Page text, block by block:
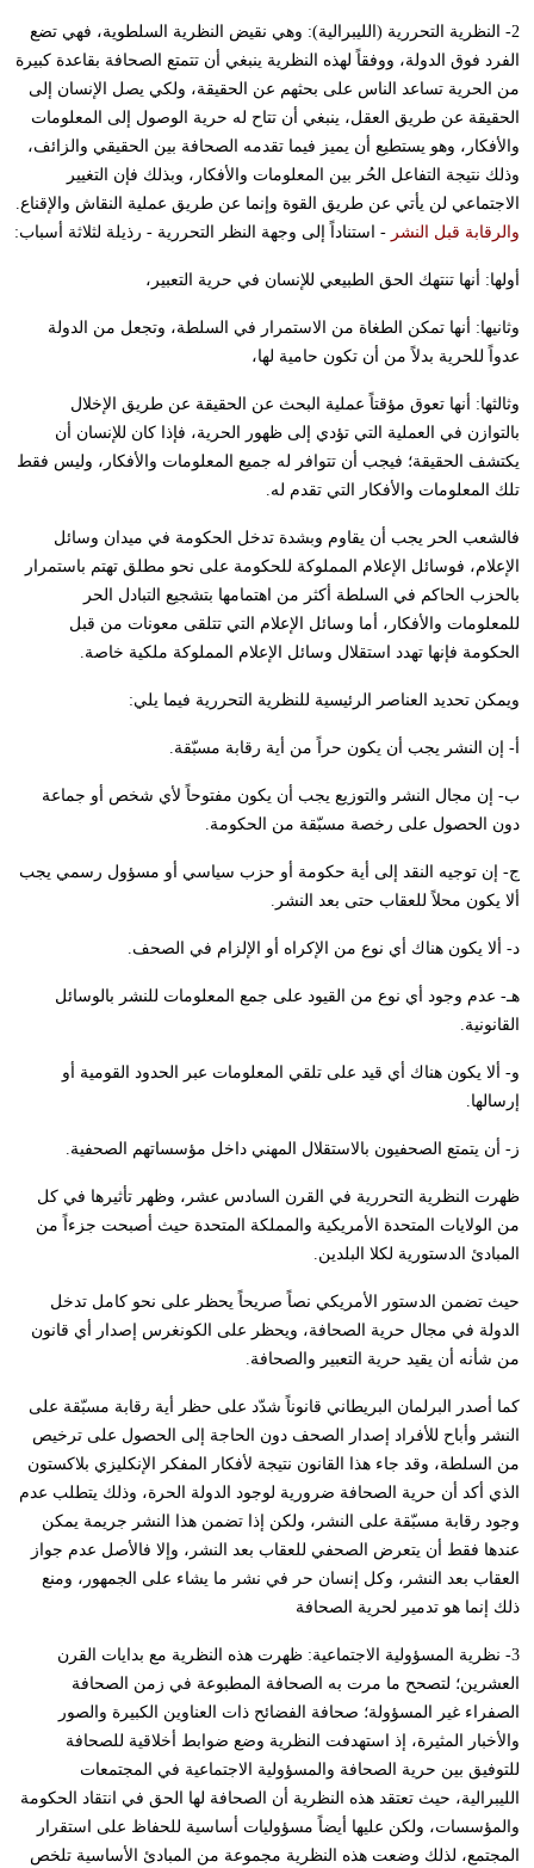
2- النظرية التحررية (الليبرالية): وهي نقيض النظرية السلطوية، فهي تضع
الفرد فوق الدولة، ووفقاً لهذه النظرية ينبغي أن تتمتع الصحافة بقاعدة كبيرة
من الحرية تساعد الناس على بحثهم عن الحقيقة، ولكي يصل الإنسان إلى
الحقيقة عن طريق العقل، ينبغي أن تتاح له حرية الوصول إلى المعلومات
والأفكار، وهو يستطيع أن يميز فيما تقدمه الصحافة بين الحقيقي والزائف،
وذلك نتيجة التفاعل الحُر بين المعلومات والأفكار، وبذلك فإن التغيير
الاجتماعي لن يأتي عن طريق القوة وإنما عن طريق عملية النقاش والإقناع.
والرقابة قبل النشر - استناداً إلى وجهة النظر التحررية - رذيلة لثلاثة أسباب:
أولها: أنها تنتهك الحق الطبيعي للإنسان في حرية التعبير،
وثانيها: أنها تمكن الطغاة من الاستمرار في السلطة، وتجعل من الدولة
عدواً للحرية بدلاً من أن تكون حامية لها،
وثالثها: أنها تعوق مؤقتاً عملية البحث عن الحقيقة عن طريق الإخلال
بالتوازن في العملية التي تؤدي إلى ظهور الحرية، فإذا كان للإنسان أن
يكتشف الحقيقة؛ فيجب أن تتوافر له جميع المعلومات والأفكار، وليس فقط
تلك المعلومات والأفكار التي تقدم له.
فالشعب الحر يجب أن يقاوم وبشدة تدخل الحكومة في ميدان وسائل
الإعلام، فوسائل الإعلام المملوكة للحكومة على نحو مطلق تهتم باستمرار
بالحزب الحاكم في السلطة أكثر من اهتمامها بتشجيع التبادل الحر
للمعلومات والأفكار، أما وسائل الإعلام التي تتلقى معونات من قبل
الحكومة فإنها تهدد استقلال وسائل الإعلام المملوكة ملكية خاصة.
ويمكن تحديد العناصر الرئيسية للنظرية التحررية فيما يلي:
أ- إن النشر يجب أن يكون حراً من أية رقابة مسبّقة.
ب- إن مجال النشر والتوزيع يجب أن يكون مفتوحاً لأي شخص أو جماعة
دون الحصول على رخصة مسبّقة من الحكومة.
ج- إن توجيه النقد إلى أية حكومة أو حزب سياسي أو مسؤول رسمي يجب
ألا يكون محلاً للعقاب حتى بعد النشر.
د- ألا يكون هناك أي نوع من الإكراه أو الإلزام في الصحف.
هـ- عدم وجود أي نوع من القيود على جمع المعلومات للنشر بالوسائل
القانونية.
و- ألا يكون هناك أي قيد على تلقي المعلومات عبر الحدود القومية أو
إرسالها.
ز- أن يتمتع الصحفيون بالاستقلال المهني داخل مؤسساتهم الصحفية.
ظهرت النظرية التحررية في القرن السادس عشر، وظهر تأثيرها في كل
من الولايات المتحدة الأمريكية والمملكة المتحدة حيث أصبحت جزءاً من
المبادئ الدستورية لكلا البلدين.
حيث تضمن الدستور الأمريكي نصاً صريحاً يحظر على نحو كامل تدخل
الدولة في مجال حرية الصحافة، ويحظر على الكونغرس إصدار أي قانون
من شأنه أن يقيد حرية التعبير والصحافة.
كما أصدر البرلمان البريطاني قانوناً شدّد على حظر أية رقابة مسبّقة على
النشر وأباح للأفراد إصدار الصحف دون الحاجة إلى الحصول على ترخيص
من السلطة، وقد جاء هذا القانون نتيجة لأفكار المفكر الإنكليزي بلاكستون
الذي أكد أن حرية الصحافة ضرورية لوجود الدولة الحرة، وذلك يتطلب عدم
وجود رقابة مسبّقة على النشر، ولكن إذا تضمن هذا النشر جريمة يمكن
عندها فقط أن يتعرض الصحفي للعقاب بعد النشر، وإلا فالأصل عدم جواز
العقاب بعد النشر، وكل إنسان حر في نشر ما يشاء على الجمهور، ومنع
ذلك إنما هو تدمير لحرية الصحافة
3- نظرية المسؤولية الاجتماعية: ظهرت هذه النظرية مع بدايات القرن
العشرين؛ لتصحح ما مرت به الصحافة المطبوعة في زمن الصحافة
الصفراء غير المسؤولة؛ صحافة الفضائح ذات العناوين الكبيرة والصور
والأخبار المثيرة، إذ استهدفت النظرية وضع ضوابط أخلاقية للصحافة
للتوفيق بين حرية الصحافة والمسؤولية الاجتماعية في المجتمعات
الليبرالية، حيث تعتقد هذه النظرية أن الصحافة لها الحق في انتقاد الحكومة
والمؤسسات، ولكن عليها أيضاً مسؤوليات أساسية للحفاظ على استقرار
المجتمع، لذلك وضعت هذه النظرية مجموعة من المبادئ الأساسية تلخص